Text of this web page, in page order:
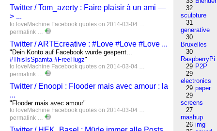
Twitter / Tom_azerty : Faire plaisir à un ami —
> ...
to loveMachine Facebook quotes on 2014-03-04 …
permalink …
Twitter / ARTEcreative : #Love #Love #Love ...
"Dein Konto auf Facebook wurde gesperrt...
#ThisIsSpamta #FreeHugz"
to loveMachine Facebook quotes on 2014-03-04 …
permalink …
Twitter / Enoopi : Flooder mais avec amour : la
...
"Flooder mais avec amour"
to loveMachine Facebook quotes on 2014-03-04 …
permalink …
32
sculpture
31
generative
30
Bruxelles
30
RaspberryPi
29 P2P
29
electronics
29 paper
29
screens
27
mashup
26 img